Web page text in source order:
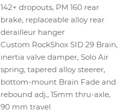
142+ dropouts, PM 160 rear
brake, replaceable alloy rear
derailleur hanger
Custom RockShox SID 29 Brain,
inertia valve damper, Solo Air
spring, tapered alloy steerer,
bottom-mount Brain Fade and
rebound adj., 15mm thru-axle,
90 mm travel